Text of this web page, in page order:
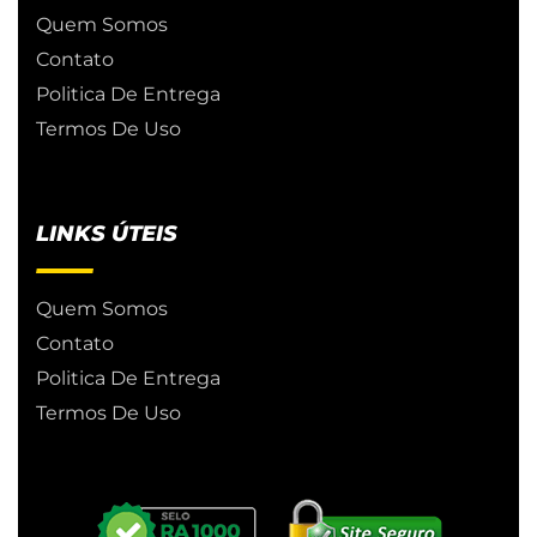
Quem Somos
Contato
Politica De Entrega
Termos De Uso
LINKS ÚTEIS
Quem Somos
Contato
Politica De Entrega
Termos De Uso